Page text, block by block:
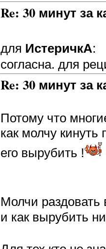
Re: 30 минут за
для ИстеричкА:
согласна. для
Re: 30 минут за
Потому что
как молчу
его вырубить !
Молчи раздовать
и как вырубить